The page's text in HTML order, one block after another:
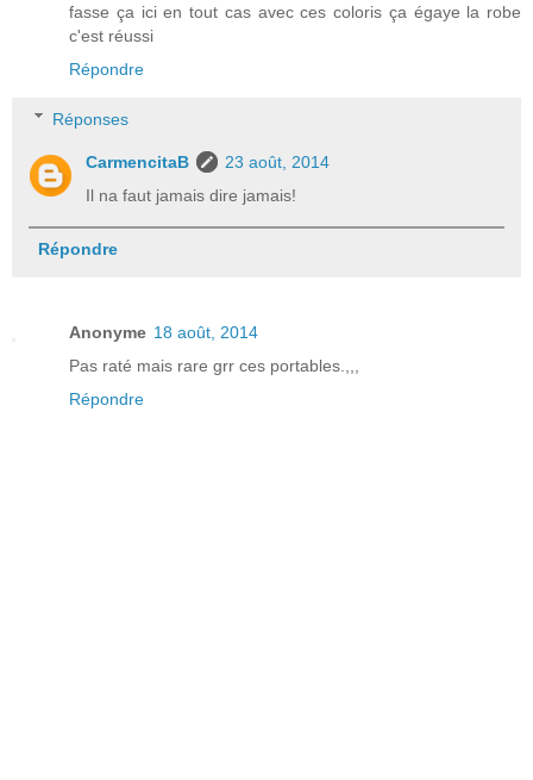
fasse ça ici en tout cas avec ces coloris ça égaye la robe
c'est réussi
Répondre
Réponses
CarmencitaB
23 août, 2014
Il na faut jamais dire jamais!
Répondre
Anonyme 18 août, 2014
Pas raté mais rare grr ces portables.,,,
Répondre